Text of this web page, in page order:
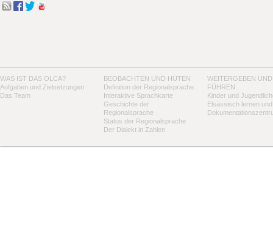
WAS IST DAS OLCA?
Aufgaben und Zielsetzungen
Das Team
BEOBACHTEN UND HÜTEN
Definition der Regionalsprache
Interaktive Sprachkarte
Geschichte der
Regionalsprache
Status der Regionalsprache
Der Dialekt in Zahlen
WEITERGEBEN UND
FÜHREN
Kinder und
Elsässisch lernen